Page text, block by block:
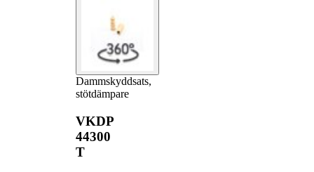
Dammskyddsats,
stötdämpare
VKDP
44300
T